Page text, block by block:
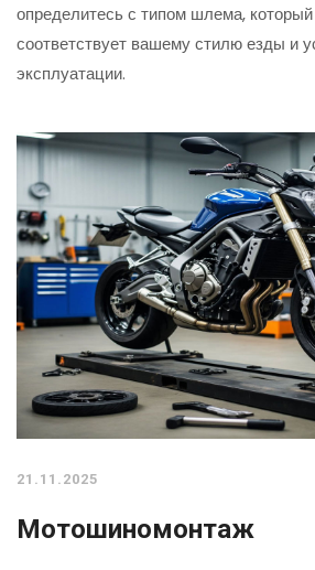
определитесь с типом шлема,
соответствует вашему стилю езды и
эксплуатации.
21.11.2025
Мотошиномонтаж